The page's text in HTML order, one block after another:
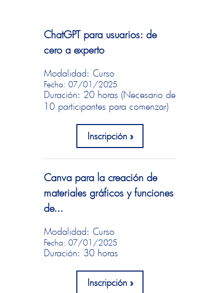
ChatGPT para usuarios: de
cero a experto
Modalidad: Curso
Fecha: 07/01/2025
Duración: 20 horas (Necesario de
10 participantes para comenzar)
Inscripción
Canva para la creación de
materiales gráficos y funciones
de...
Modalidad: Curso
Fecha: 07/01/2025
Duración: 30 horas
Inscripción